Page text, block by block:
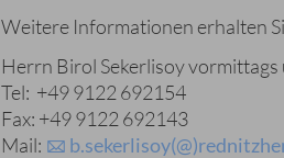
Weitere Informationen erhalten
Herrn Birol Sekerlisoy
Tel: +49 9122 692154
Fax: +49 9122 692143
Mail: